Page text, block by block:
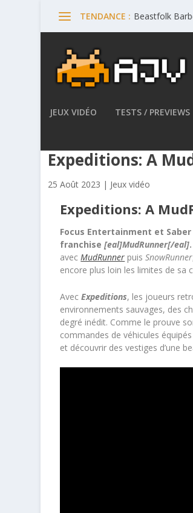
TENDANCE : Beastfolk
JEUX VIDÉO TESTS / PREVIEWS
Expeditions: A
25 Août 2023 | Jeux vidéo
Expeditions: A
Focus Entertainment et
franchise[eal]MudRunner[/eal]
avecMudRunner puisSnowRunner
encore plus loin les limites de sa
AvecExpeditions, les joueurs
environnements sauvages, des
degré inédit. Comme le prouve
commandes de véhicules
et découvrir des vestiges d’une